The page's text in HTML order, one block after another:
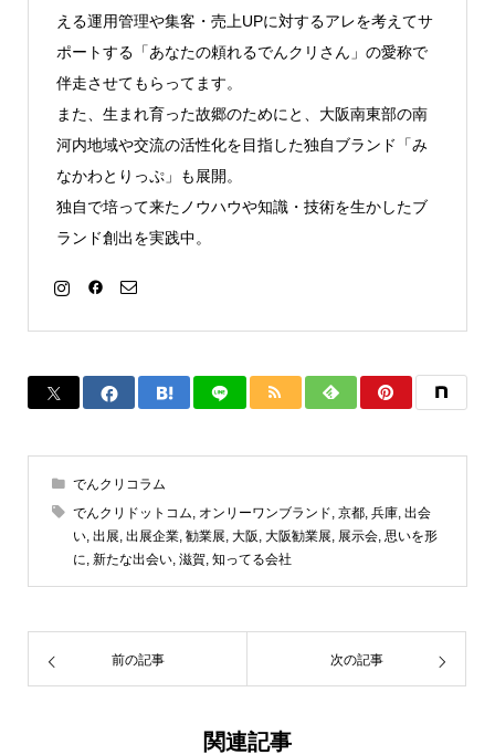
える運用管理や集客・売上UPに対するアレを考えてサ
ポートする「あなたの頼れるでんクリさん」の愛称で
伴走させてもらってます。
また、生まれ育った故郷のためにと、大阪南東部の南
河内地域や交流の活性化を目指した独自ブランド「み
なかわとりっぷ」も展開。
独自で培って来たノウハウや知識・技術を生かしたブ
ランド創出を実践中。
でんクリコラム
でんクリドットコム オンリーワンブランド 京都 兵庫 出会
い 出展 出展企業 勧業展 大阪 大阪勧業展 展示会 思いを形
に 新たな出会い 滋賀 知ってる会社
前の記事 次の記事
関連記事